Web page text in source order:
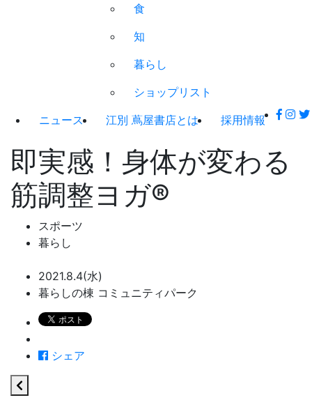
食
知
暮らし
ショップリスト
ニュース 江別 蔦屋書店とは 採用情報
即実感！身体が変わる
筋調整ヨガ®
スポーツ
暮らし
2021.8.4(水)
暮らしの棟 コミュニティパーク
シェア